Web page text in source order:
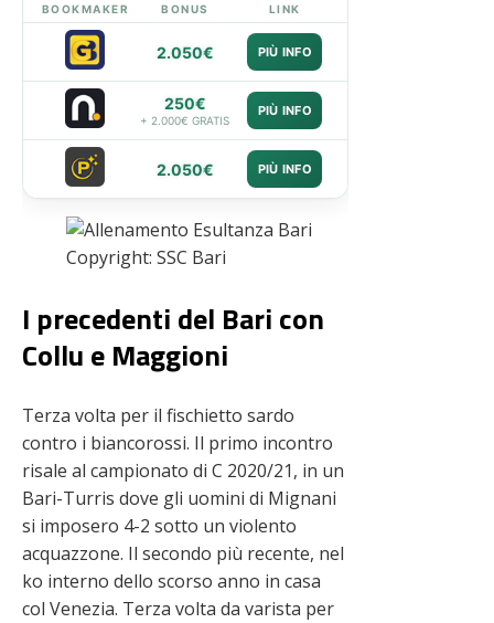
BOOKMAKER BONUS LINK
2.050€ PIÙ INFO
250€
+ 2.000€ GRATIS
PIÙ INFO
2.050€ PIÙ INFO
Copyright: SSC Bari
I precedenti del Bari con
Collu e Maggioni
Terza volta per il fischietto sardo
contro i biancorossi. Il primo incontro
risale al campionato di C 2020/21, in un
Bari-Turris dove gli uomini di Mignani
si imposero 4-2 sotto un violento
acquazzone. Il secondo più recente, nel
ko interno dello scorso anno in casa
col Venezia. Terza volta da varista per